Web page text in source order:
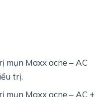
mụn Maxx acne – AC
trị.
mụn Maxx acne – AC +